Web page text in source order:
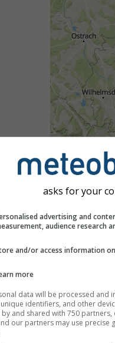
asks for your
advertising and
audience research
and/or access information
more
data will be processed and
identifiers, and other
by and shared with 750
our partners may use precise